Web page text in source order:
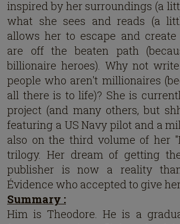
inspired by her surroundings (a
what she sees and reads (a
allows her to escape and
are off the beaten path
billionaire heroes). Why not
people who aren't millionaires
all there is to life)? She is
project (and many others, but
featuring a US Navy pilot and a
also on the third volume of her
trilogy. Her dream of getting
publisher is now a reality
Évidence who accepted to give
Summary :
Him is Theodore. He is a